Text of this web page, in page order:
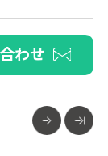
わせ